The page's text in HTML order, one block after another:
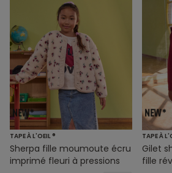
TAPE À L'OEIL ®
Sherpa fille moumoute écru
imprimé fleuri à pressions
TAPE À
Gilet
fille